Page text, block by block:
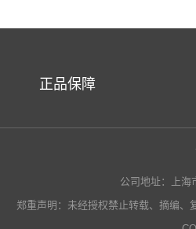
正品保障
公司地址：上
郑重声明：未经授权禁止转载、摘编、